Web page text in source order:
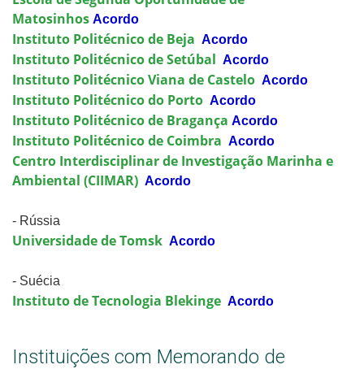
Matosinhos Acordo
Instituto Politécnico de Beja Acordo
Instituto Politécnico de Setúbal Acordo
Instituto Politécnico Viana de Castelo Acordo
Instituto Politécnico do Porto Acordo
Instituto Politécnico de Bragança Acordo
Instituto Politécnico de Coimbra Acordo
Centro Interdisciplinar de Investigação Marinha e
Ambiental (CIIMAR) Acordo
- Rússia
Universidade de Tomsk Acordo
- Suécia
Instituto de Tecnologia Blekinge Acordo
Instituições com Memorando de